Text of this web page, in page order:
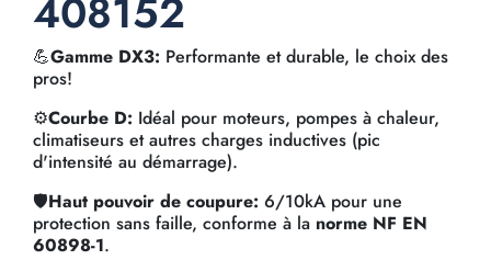
408152
💪Gamme DX3: Performante et durable, le choix des
pros!
⚙️Courbe D: Idéal pour moteurs, pompes à chaleur,
climatiseurs et autres charges inductives (pic
d'intensité au démarrage).
🛡️Haut pouvoir de coupure: 6/10kA pour une
protection sans faille, conforme à la norme NF EN
60898-1.